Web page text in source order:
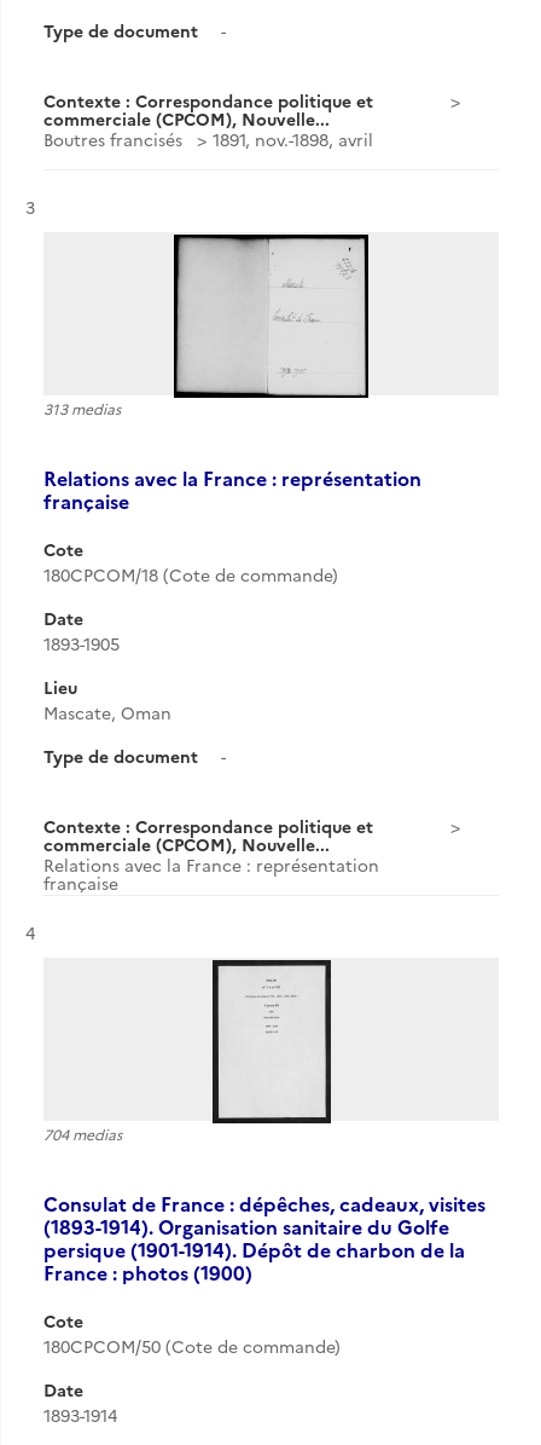
Type de document
-
Contexte : Correspondance politique et
commerciale (CPCOM), Nouvelle...
Boutres francisés
1891, nov.-1898, avril
Résultat n°
3
313 medias
Relations avec la France : représentation
française
Cote
180CPCOM/18 (Cote de commande)
Date
1893-1905
Lieu
Mascate, Oman
Type de document
-
Contexte : Correspondance politique et
commerciale (CPCOM), Nouvelle...
Relations avec la France : représentation
française
Résultat n°
4
704 medias
Consulat de France : dépêches, cadeaux, visites
(1893-1914). Organisation sanitaire du Golfe
persique (1901-1914). Dépôt de charbon de la
France : photos (1900)
Cote
180CPCOM/50 (Cote de commande)
Date
1893-1914